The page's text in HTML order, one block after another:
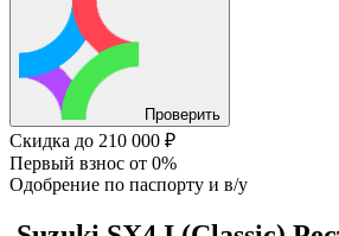
Проверить
Скидка до 210 000 ₽
Первый взнос от 0%
Одобрение по паспорту и в/у